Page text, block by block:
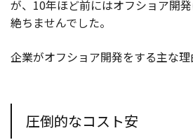
が、10年ほど前にはオフショア開
絶ちませんでした。
企業がオフショア開発をする主な理
圧倒的なコスト安